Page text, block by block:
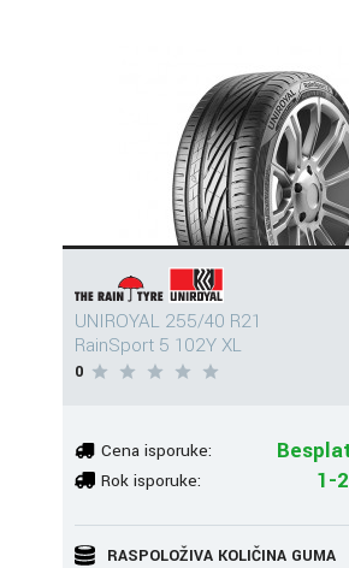
UNIROYAL 255/40 R21
RainSport 5 102Y XL
0
Cena isporuke:
Rok isporuke: 1-
RASPOLOŽIVA KOLIČINA GUMA